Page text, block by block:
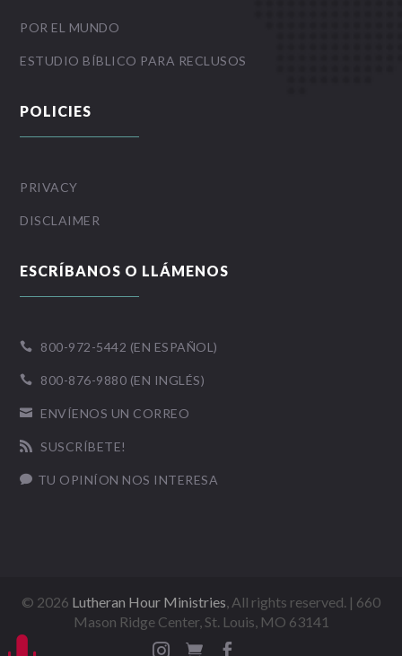
POR EL MUNDO
ESTUDIO BÍBLICO PARA RECLUSOS
POLICIES
PRIVACY
DISCLAIMER
ESCRÍBANOS O LLÁMENOS
 800-972-5442 (EN ESPAÑOL)
 800-876-9880 (EN INGLÉS)
 ENVÍENOS UN CORREO
 SUSCRÍBETE!
 TU OPINÍON NOS INTERESA
© 2026 Lutheran Hour Ministries, All rights reserved. | 660
Mason Ridge Center, St. Louis, MO 63141

 